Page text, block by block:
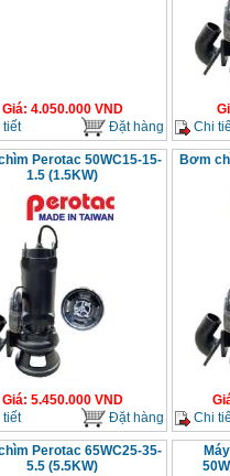
Giá: 4.050.000VND
tiết
Đặt hàng
Chi
Perotac 50WC15-15-
1.5 (1.5KW)
Giá: 5.450.000VND
tiết
Đặt hàng
Bơm
Chi
Perotac 65WC25-35-
5.5 (5.5KW)